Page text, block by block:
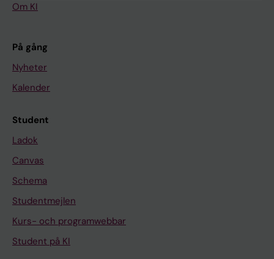
Om KI
På gång
Nyheter
Kalender
Student
Ladok
Canvas
Schema
Studentmejlen
Kurs- och programwebbar
Student på KI